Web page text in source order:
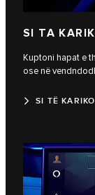
SI TA
Kuptoni hapat e
ose në
SI TË